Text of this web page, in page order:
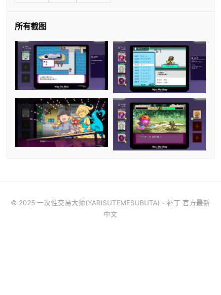
所有截图
© 2025 一次性交易大师(YARISUTEMESUBUTA) - 补丁 官方最新
中文